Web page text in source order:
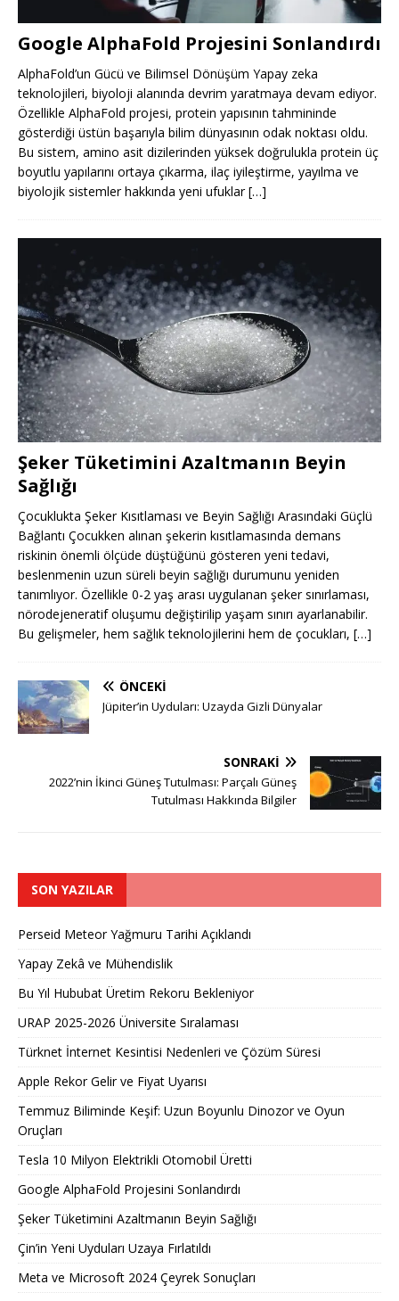
Google AlphaFold Projesini Sonlandırdı
AlphaFold’un Gücü ve Bilimsel Dönüşüm Yapay zeka
teknolojileri, biyoloji alanında devrim yaratmaya devam ediyor.
Özellikle AlphaFold projesi, protein yapısının tahmininde
gösterdiği üstün başarıyla bilim dünyasının odak noktası oldu.
Bu sistem, amino asit dizilerinden yüksek doğrulukla protein üç
boyutlu yapılarını ortaya çıkarma, ilaç iyileştirme, yayılma ve
biyolojik sistemler hakkında yeni ufuklar[…]
Şeker Tüketimini Azaltmanın Beyin
Sağlığı
Çocuklukta Şeker Kısıtlaması ve Beyin Sağlığı Arasındaki Güçlü
Bağlantı Çocukken alınan şekerin kısıtlamasında demans
riskinin önemli ölçüde düştüğünü gösteren yeni tedavi,
beslenmenin uzun süreli beyin sağlığı durumunu yeniden
tanımlıyor. Özellikle 0-2 yaş arası uygulanan şeker sınırlaması,
nörodejeneratif oluşumu değiştirilip yaşam sınırı ayarlanabilir.
Bu gelişmeler, hem sağlık teknolojilerini hem de çocukları, […]
ÖNCEKI
Jüpiter’in Uyduları: Uzayda Gizli Dünyalar
SONRAKI
2022’nin İkinci Güneş Tutulması: Parçalı Güneş
Tutulması Hakkında Bilgiler
SON YAZILAR
Perseid Meteor Yağmuru Tarihi Açıklandı
Yapay Zekâ ve Mühendislik
Bu Yıl Hububat Üretim Rekoru Bekleniyor
URAP 2025-2026 Üniversite Sıralaması
Türknet İnternet Kesintisi Nedenleri ve Çözüm Süresi
Apple Rekor Gelir ve Fiyat Uyarısı
Temmuz Biliminde Keşif: Uzun Boyunlu Dinozor ve Oyun
Oruçları
Tesla 10 Milyon Elektrikli Otomobil Üretti
Google AlphaFold Projesini Sonlandırdı
Şeker Tüketimini Azaltmanın Beyin Sağlığı
Çin’in Yeni Uyduları Uzaya Fırlatıldı
Meta ve Microsoft 2024 Çeyrek Sonuçları